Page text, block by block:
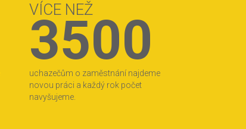
VÍCE NEŽ
3500
uchazečům o zaměstnání najdeme
novou práci a každý rok počet
navyšujeme.